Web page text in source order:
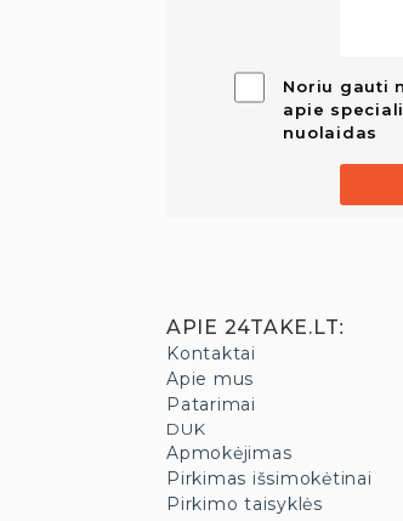
Noriu gauti
apie
nuolaidas
APIE 24TAKE.LT:
Kontaktai
Apie mus
Patarimai
DUK
Apmokėjimas
Pirkimas išsimokėtinai
Pirkimo taisyklės